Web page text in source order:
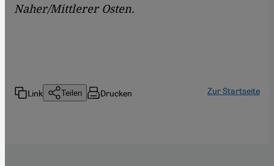
Naher/Mittlerer Osten.
Link Teilen Drucken Zur Startseite